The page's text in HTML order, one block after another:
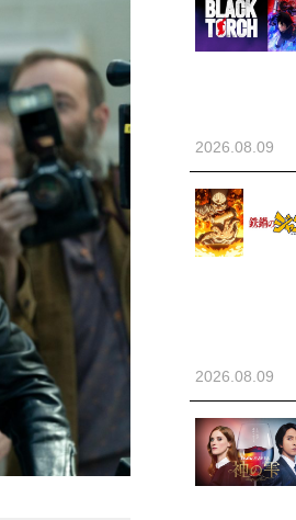
2026.08.09
2026.08.09